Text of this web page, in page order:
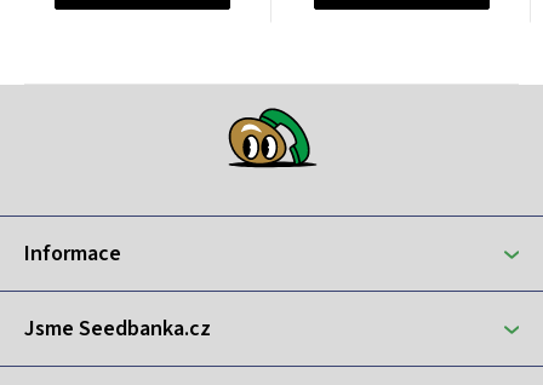
a
í
Informace
Jsme Seedbanka.cz